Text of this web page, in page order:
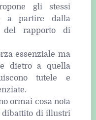
gli stessi
a partire dalla
del rapporto di
essenziale ma
dietro a quella
tutele e
ormai cosa nota
dibattito di illustri